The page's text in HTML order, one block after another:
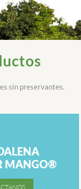
sin preservantes.
MANGO®